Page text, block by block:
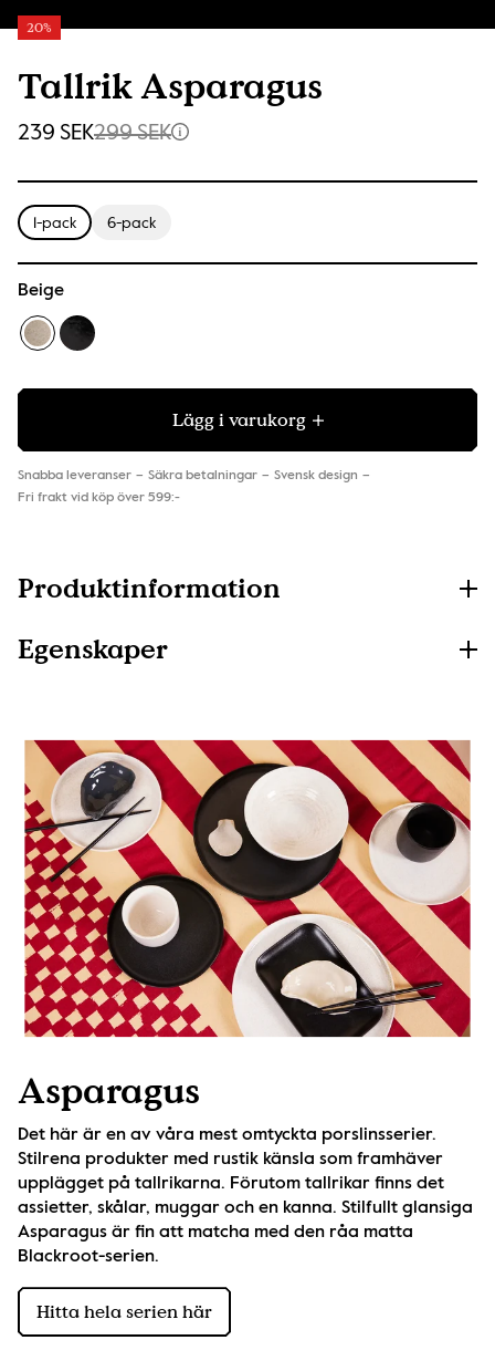
Tallrik Asparagus
20%
239 SEK299 SEK
1-pack 6-pack
Beige
Lägg i varukorg
Snabba leveranser Säkra betalningar
Svensk design
Fri frakt vid köp över 599:-
Produktinformation
Egenskaper
Asparagus
Det här är en av våra mest omtyckta porslinsserier.
Stilrena produkter med rustik känsla som framhäver
upplägget på tallrikarna. Förutom tallrikar finns det
assietter, skålar, muggar och en kanna. Stilfullt glansiga
Asparagus är fin att matcha med den råa matta
Blackroot-serien.
Hitta hela serien här